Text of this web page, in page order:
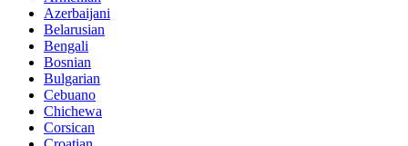
Azerbaijani
Belarusian
Bengali
Bosnian
Bulgarian
Cebuano
Chichewa
Corsican